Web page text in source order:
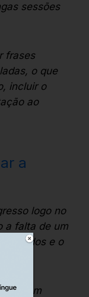
sessões
frases
o que
incluir o
ao
a
logo no
a falta de um
estudos e o
em